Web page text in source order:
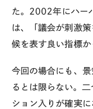
た。2002年にハー
は、「議会が刺激
候を表す良い指標か
今回の場合にも、
るとは限らない。
ション入りが確実